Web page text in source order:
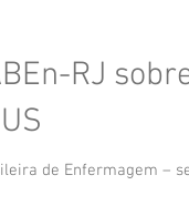
RJ
de Enfermagem –